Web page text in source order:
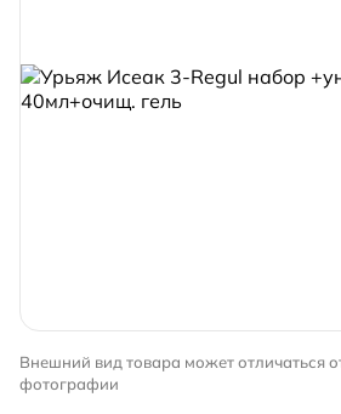
Внешний вид товара может отличаться
фотографии